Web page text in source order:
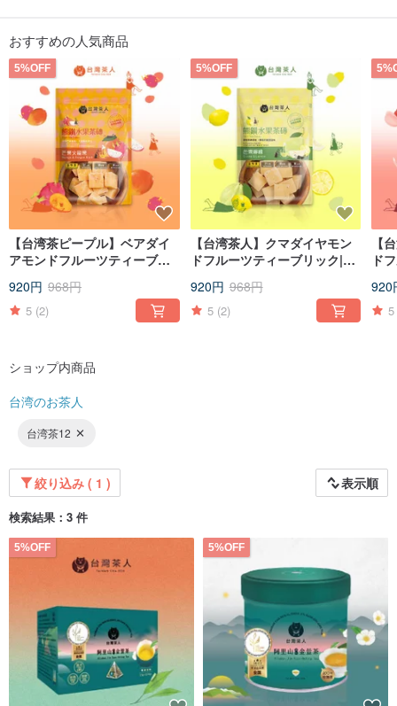
When I grew up, I went abroad to study and work, and I also
The well-made tea is shared with foreign friends who were born and raised in
the United States,
They are very curious about Taiwan's tea ceremony culture.
At the same time, he also introduced good things from abroad to me and
brought them back to Taiwan.
When the good teas of the East and the West converge in an instant, it is really
a very interesting thing!
Until now, we have created a brand for the tea industry inherited by the family,
We also export tea raw materials to the United States and Europe. In the past
few years, we have our own flagship factory
In Yahoo and open air, PC home, MOMO, Dongsen shopping platform
Maintaining the first place, our tea products can also be seen in Carrefour
across the country,
We have accumulated many die-hard friends who love us,
See the gratifying results,
In the past few years, whenever I encountered difficulties
I will take a sip of tea and sip it so that the fragrance and floral fragrance linger
in my mouth for a long time,
おすすめの人気商品
5%OFF
【台湾茶ピープル】ベアダイ
アモンドフルーツティーブリ
ツ20GX7
920円 968円
5 (2)
5%OFF
【台湾茶人】クマダイヤモン
ドフルーツティーブリック|グ
920円 968円
5 (2)
【
ド
920
5
ショップ内商品
台湾のお茶人
台湾茶12
絞り込み ( 1 ) 表示順
検索結果：3 件
5%OFF 5%OFF